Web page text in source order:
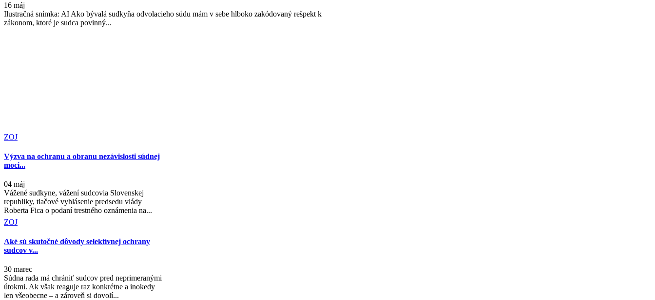
16 máj
Ilustračná snímka: AI Ako bývalá sudkyňa odvolacieho súdu mám v sebe hlboko zakódovaný rešpekt k
zákonom, ktoré je sudca povinný...
ZOJ
Výzva na ochranu a obranu nezávislosti súdnej
moci...
04 máj
Vážené sudkyne, vážení sudcovia Slovenskej
republiky, tlačové vyhlásenie predsedu vlády
Roberta Fica o podaní trestného oznámenia na...
ZOJ
Aké sú skutočné dôvody selektívnej ochrany
sudcov v...
30 marec
Súdna rada má chrániť sudcov pred neprimeranými
útokmi. Ak však reaguje raz konkrétne a inokedy
len všeobecne – a zároveň si dovolí...